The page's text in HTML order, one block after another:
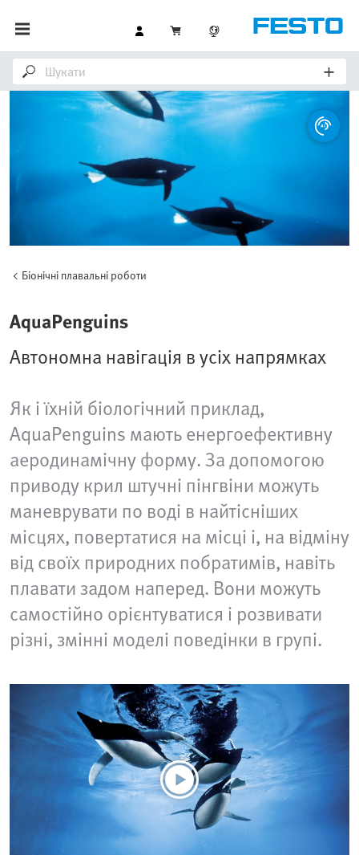
Біонічні плавальні роботи
AquaPenguins
Автономна навігація в усіх напрямках
Як і їхній біологічний приклад,
AquaPenguins мають енергоефективну
аеродинамічну форму. За допомогою
приводу крил штучні пінгвіни можуть
маневрувати по воді в найтісніших
місцях, повертатися на місці і, на відміну
від своїх природних побратимів, навіть
плавати задом наперед. Вони можуть
самостійно орієнтуватися і розвивати
різні, змінні моделі поведінки в групі.